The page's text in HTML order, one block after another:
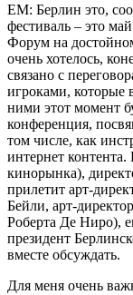
ЕМ: Берлин это,
фестиваль – это
Форум на
очень хотелось,
связано с
игроками, которые
ними этот момент
конференция,
том числе, как
интернет
кинорынка),
прилетит арт-
Бейли, арт-
Роберта Де Ниро),
президент
вместе обсуждать.
Для меня очень